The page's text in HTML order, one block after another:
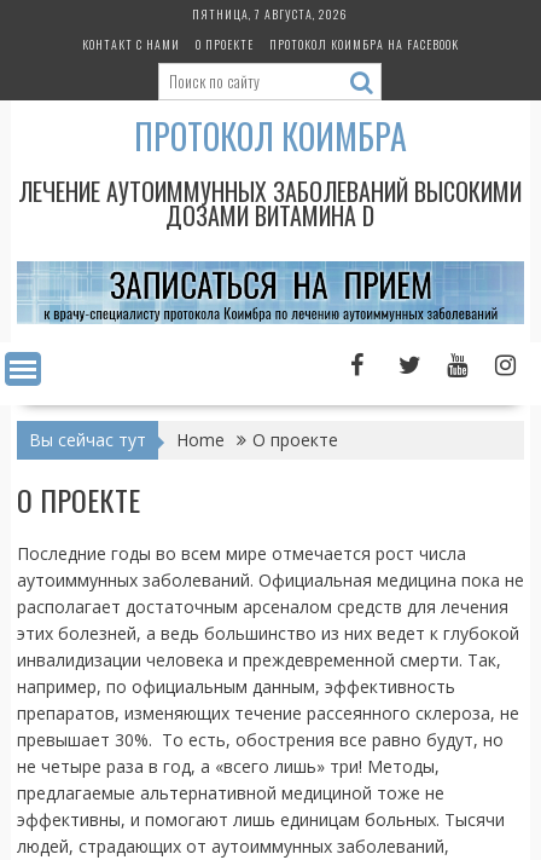
ПЯТНИЦА, 7 АВГУСТА, 2026
КОНТАКТ С НАМИ
О ПРОЕКТЕ ПРОТОКОЛ КОИМБРА НА FACEBOOK
ПРОТОКОЛ КОИМБРА
ЛЕЧЕНИЕ АУТОИММУННЫХ ЗАБОЛЕВАНИЙ ВЫСОКИМИ
ДОЗАМИ ВИТАМИНА D
Вы сейчас тут Home О проекте
О ПРОЕКТЕ
Последние годы во всем мире отмечается рост числа
аутоиммунных заболеваний. Официальная медицина пока не
располагает достаточным арсеналом средств для лечения
этих болезней, а ведь большинство из них ведет к глубокой
инвалидизации человека и преждевременной смерти. Так,
например, по официальным данным, эффективность
препаратов, изменяющих течение рассеянного склероза, не
превышает 30%. То есть, обострения все равно будут, но
не четыре раза в год, а «всего лишь» три! Методы,
предлагаемые альтернативной медициной тоже не
эффективны, и помогают лишь единицам больных. Тысячи
людей, страдающих от аутоиммунных заболеваний,